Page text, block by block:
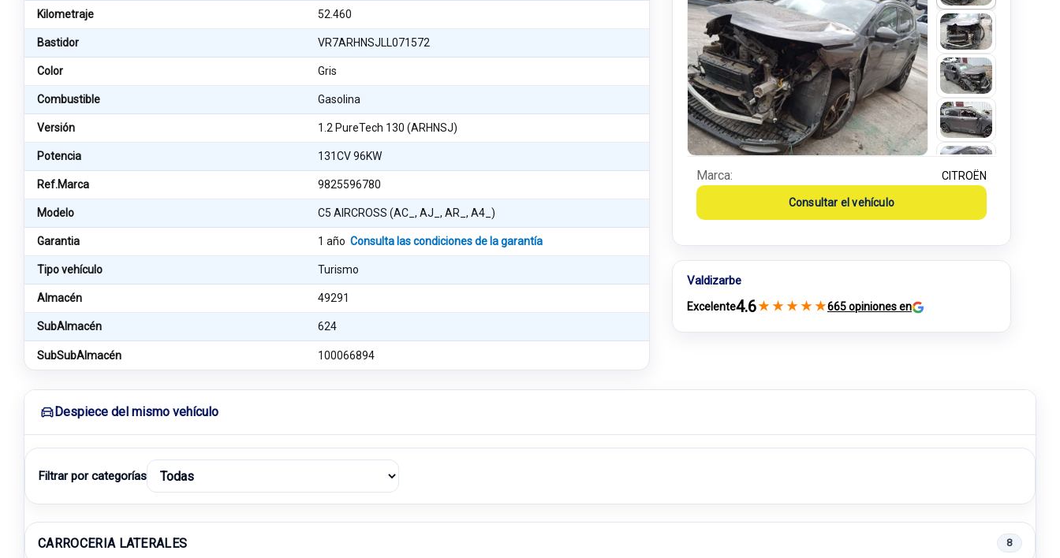
Kilometraje 52.460
Bastidor VR7ARHNSJLL071572
Color Gris
Combustible Gasolina
Versión 1.2 PureTech 130 (ARHNSJ)
Potencia 131CV 96KW
Ref.Marca 9825596780
Modelo C5 AIRCROSS (AC_, AJ_, AR_, A4_)
Garantia 1 añoConsulta las condiciones de la garantía
Tipo vehículo Turismo
Almacén 49291
SubAlmacén 624
SubSubAlmacén 100066894
Marca: CITROËN
Consultar el vehículo
Valdizarbe
Excelente4.6★ ★ ★ ★ ★665 opiniones en
Despiece del mismo vehículo
Filtrar por categorías
CARROCERIA LATERALES 8